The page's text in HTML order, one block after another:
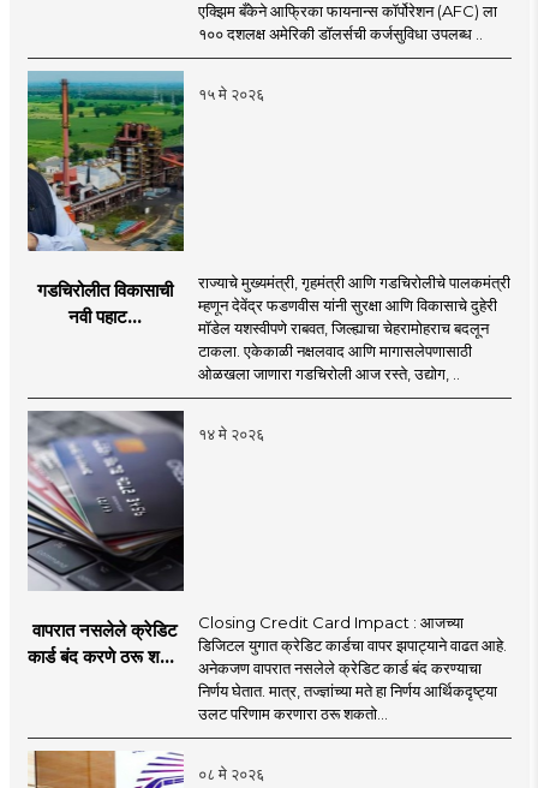
डॉलर्सची कर्जसुविधा
एक्झिम बँकेने आफ्रिका फायनान्स कॉर्पोरेशन (AFC) ला
१०० दशलक्ष अमेरिकी डॉलर्सची कर्जसुविधा उपलब्ध ..
१५ मे २०२६
गडचिरोलीत विकासाची
नवी पहाट...
राज्याचे मुख्यमंत्री, गृहमंत्री आणि गडचिरोलीचे पालकमंत्री
म्हणून देवेंद्र फडणवीस यांनी सुरक्षा आणि विकासाचे दुहेरी
मॉडेल यशस्वीपणे राबवत, जिल्ह्याचा चेहरामोहराच बदलून
टाकला. एकेकाळी नक्षलवाद आणि मागासलेपणासाठी
ओळखला जाणारा गडचिरोली आज रस्ते, उद्योग, ..
१४ मे २०२६
वापरात नसलेले क्रेडिट
कार्ड बंद करणे ठरू शकते
Closing Credit Card Impact : आजच्या
डिजिटल युगात क्रेडिट कार्डचा वापर झपाट्याने वाढत आहे.
अनेकजण वापरात नसलेले क्रेडिट कार्ड बंद करण्याचा
निर्णय घेतात. मात्र, तज्ज्ञांच्या मते हा निर्णय आर्थिकदृष्ट्या
उलट परिणाम करणारा ठरू शकतो...
०८ मे २०२६